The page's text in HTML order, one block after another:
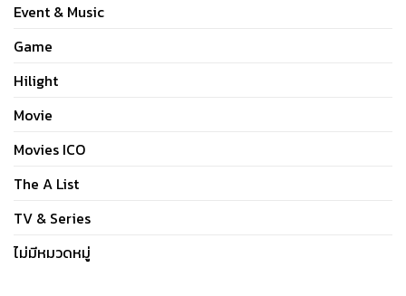
Event & Music
Game
Hilight
Movie
Movies ICO
The A List
TV & Series
ไม่มีหมวดหมู่